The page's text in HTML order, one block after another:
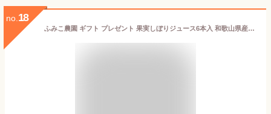
no. 18
ふみこ農園 ギフト プレゼント 果実しぼりジュース6本入 和歌山県産の南高梅、あら川の桃、国産の温州みかんを使ったふみこ農園オリジナルドリンク みかん、南高梅、あら川の桃 賞味期限 180日間